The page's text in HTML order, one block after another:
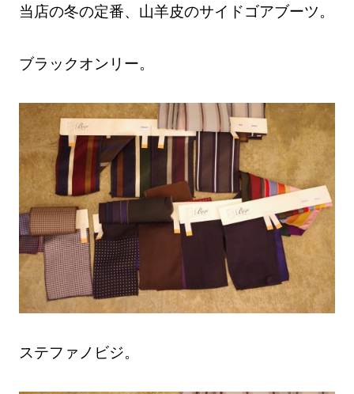
当店の冬の定番、山羊皮のサイドゴアブーツ。
ブラックオンリー。
ステファノビジ。